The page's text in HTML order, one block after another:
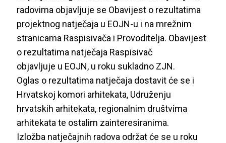
radovima objavljuje se Obavijest o rezultatima
projektnog natječaja u EOJN-u i na mrežnim
stranicama Raspisivača i Provoditelja. Obavijest
o rezultatima natječaja Raspisivač
objavljuje u EOJN, u roku sukladno ZJN.
Oglas o rezultatima natječaja dostavit će se i
Hrvatskoj komori arhitekata, Udruženju
hrvatskih arhitekata, regionalnim društvima
arhitekata te ostalim zainteresiranima.
Izložba natječajnih radova održat će se u roku